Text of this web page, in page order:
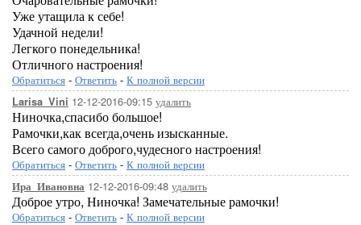
Уже утащила к себе!
Удачной недели!
Легкого понедельника!
Отличного настроения!
Обратиться - Ответить - К полной версии
Larisa_Vini 12-12-2016-09:15 удалить
Ниночка,спасибо большое!
Рамочки,как всегда,очень изысканные.
Всего самого доброго,чудесного настроения!
Обратиться - Ответить - К полной версии
Ира_Ивановна 12-12-2016-09:48 удалить
Доброе утро, Ниночка! Замечательные рамочки!
Обратиться - Ответить - К полной версии